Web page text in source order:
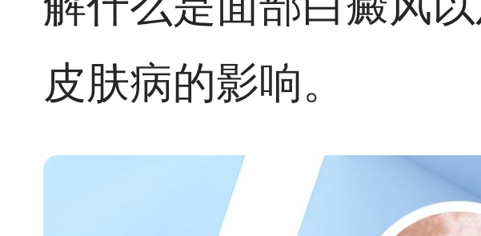
皮肤病的影响。